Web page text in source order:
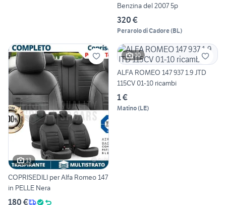
Benzina del 2007 5p
320 €
Perarolo di Cadore(BL)
13
COPRISEDILI per Alfa Romeo 147
in PELLE Nera
180 €
10
ALFA ROMEO 147 937 1.9 JTD
115CV 01-10 ricambi
1 €
Matino(LE)